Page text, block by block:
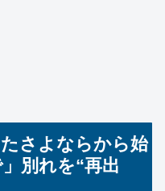
さよならから始
別れを“再出